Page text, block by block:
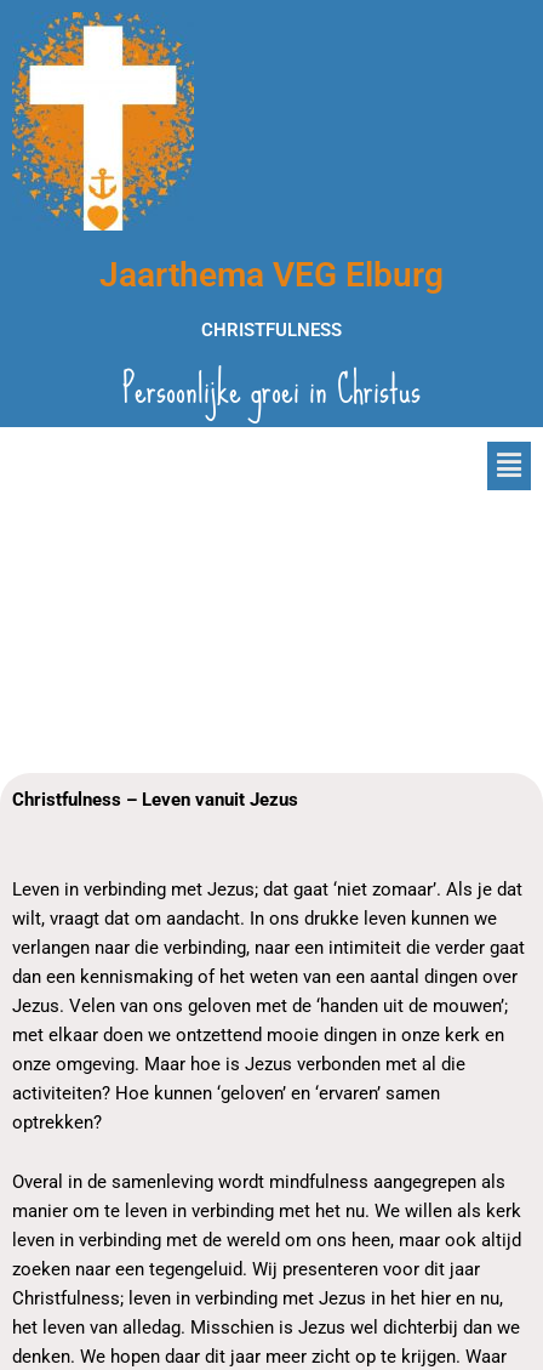
Jaarthema VEG Elburg
CHRISTFULNESS
Persoonlijke groei in Christus
Christfulness – Leven vanuit Jezus
Leven in verbinding met Jezus; dat gaat ‘niet zomaar’. Als je dat
wilt, vraagt dat om aandacht. In ons drukke leven kunnen we
verlangen naar die verbinding, naar een intimiteit die verder gaat
dan een kennismaking of het weten van een aantal dingen over
Jezus. Velen van ons geloven met de ‘handen uit de mouwen’;
met elkaar doen we ontzettend mooie dingen in onze kerk en
onze omgeving. Maar hoe is Jezus verbonden met al die
activiteiten? Hoe kunnen ‘geloven’ en ‘ervaren’ samen
optrekken?
Overal in de samenleving wordt mindfulness aangegrepen als
manier om te leven in verbinding met het nu. We willen als kerk
leven in verbinding met de wereld om ons heen, maar ook altijd
zoeken naar een tegengeluid. Wij presenteren voor dit jaar
Christfulness; leven in verbinding met Jezus in het hier en nu,
het leven van alledag. Misschien is Jezus wel dichterbij dan we
denken. We hopen daar dit jaar meer zicht op te krijgen. Waar